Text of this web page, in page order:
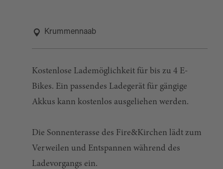
Krummennaab
Kostenlose Lademöglichkeit für bis zu 4 E-
Bikes. Ein passendes Ladegerät für gängige
Akkus kann kostenlos ausgeliehen werden.
Die Sonnenterasse des Fire&Kirchen lädt zum
Verweilen und Entspannen während des
Ladevorgangs ein.